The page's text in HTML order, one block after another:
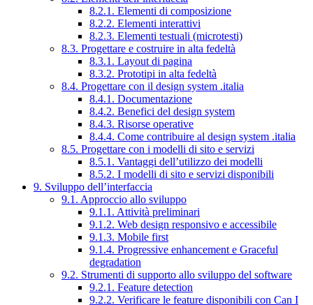
8.2.1. Elementi di composizione
8.2.2. Elementi interattivi
8.2.3. Elementi testuali (microtesti)
8.3. Progettare e costruire in alta fedeltà
8.3.1. Layout di pagina
8.3.2. Prototipi in alta fedeltà
8.4. Progettare con il design system .italia
8.4.1. Documentazione
8.4.2. Benefici del design system
8.4.3. Risorse operative
8.4.4. Come contribuire al design system .italia
8.5. Progettare con i modelli di sito e servizi
8.5.1. Vantaggi dell’utilizzo dei modelli
8.5.2. I modelli di sito e servizi disponibili
9. Sviluppo dell’interfaccia
9.1. Approccio allo sviluppo
9.1.1. Attività preliminari
9.1.2. Web design responsivo e accessibile
9.1.3. Mobile first
9.1.4. Progressive enhancement e Graceful
degradation
9.2. Strumenti di supporto allo sviluppo del software
9.2.1. Feature detection
9.2.2. Verificare le feature disponibili con Can I